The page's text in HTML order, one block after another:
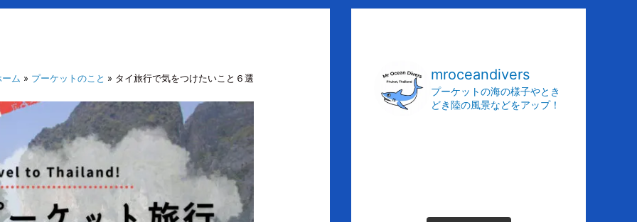
ム プーケットのこと タイ旅行で気をつけたいこと６選 mroceandivers
プーケットの海の様子やとき
どき陸の風景などをアップ！